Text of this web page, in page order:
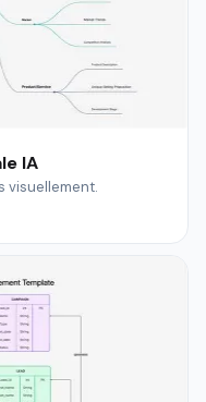
IA
visuellement.